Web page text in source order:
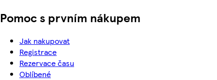
Pomoc s prvním nákupem
Jak nakupovat
Registrace
Rezervace času
Oblíbené